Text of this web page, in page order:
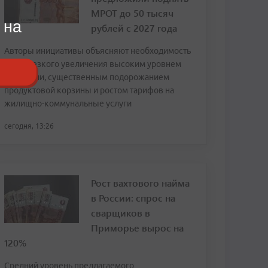
МРОТ до 50 тысяч
рублей с 2027 года
Авторы инициативы объясняют необходимость
столь резкого увеличения высоким уровнем
инфляции, существенным подорожанием
продуктовой корзины и ростом тарифов на
жилищно-коммунальные услуги
сегодня, 13:26
Рост вахтового найма
в России: спрос на
сварщиков в
Приморье вырос на
120%
Средний уровень предлагаемого